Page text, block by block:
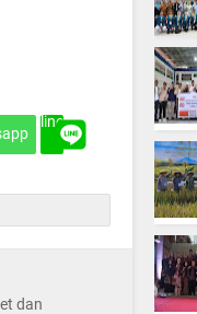
line
dan